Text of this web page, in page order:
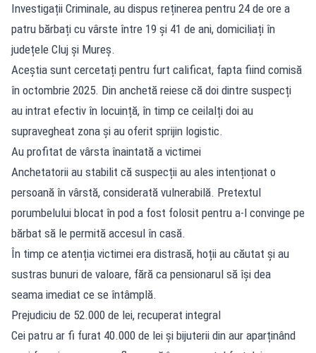
Investigații Criminale, au dispus reținerea pentru 24 de ore a
patru bărbați cu vârste între 19 și 41 de ani, domiciliați în
județele Cluj și Mureș.
Aceștia sunt cercetați pentru furt calificat, fapta fiind comisă
în octombrie 2025. Din anchetă reiese că doi dintre suspecți
au intrat efectiv în locuință, în timp ce ceilalți doi au
supravegheat zona și au oferit sprijin logistic.
Au profitat de vârsta înaintată a victimei
Anchetatorii au stabilit că suspecții au ales intenționat o
persoană în vârstă, considerată vulnerabilă. Pretextul
porumbelului blocat în pod a fost folosit pentru a-l convinge pe
bărbat să le permită accesul în casă.
În timp ce atenția victimei era distrasă, hoții au căutat și au
sustras bunuri de valoare, fără ca pensionarul să își dea
seama imediat ce se întâmplă.
Prejudiciu de 52.000 de lei, recuperat integral
Cei patru ar fi furat 40.000 de lei și bijuterii din aur aparținând